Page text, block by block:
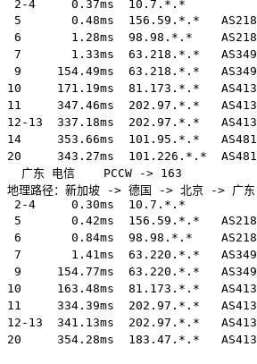
2-4     0.37ms  10.7.*.*
5       0.48ms  156.59.*.*
6       1.28ms  98.98.*.*
7       1.33ms  63.218.*.*   AS3491
9     154.49ms  63.218.*.*   AS3491
10     171.19ms  81.173.*.*
11     347.46ms  202.97.*.*
12-13  337.18ms  202.97.*.*
14     353.66ms  101.95.*.*
20     343.27ms  101.226.*.*
  广东 电信    PCCW -> 163
地理路径：新加坡 -> 德国 -> 北京 -> 广
2-4     0.30ms  10.7.*.*
5       0.42ms  156.59.*.*
6       0.84ms  98.98.*.*
7       1.41ms  63.220.*.*
9     154.77ms  63.220.*.*
10     163.48ms  81.173.*.*
11     334.39ms  202.97.*.*
12-13  341.13ms  202.97.*.*
20     354.28ms  183.47.*.*